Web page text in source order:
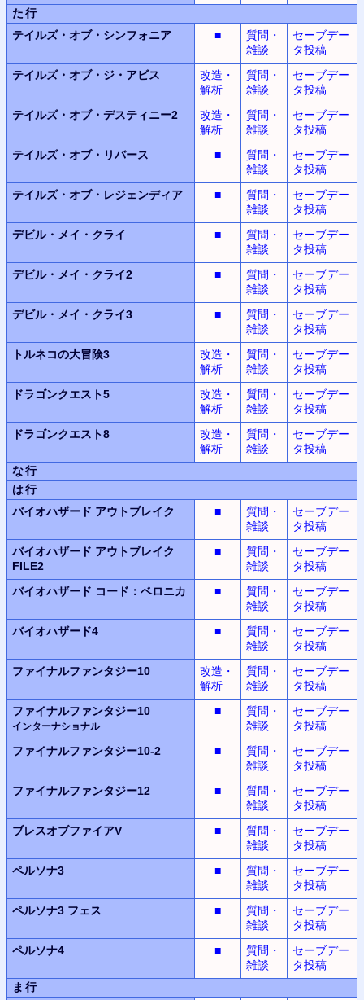
た行
テイルズ・オブ・シンフォニア
■
質問・
雑談
セーブデー
タ投稿
テイルズ・オブ・ジ・アビス
改造・
解析
質問・
雑談
セーブデー
タ投稿
テイルズ・オブ・デスティニー2
改造・
解析
質問・
雑談
セーブデー
タ投稿
テイルズ・オブ・リバース
■
質問・
雑談
セーブデー
タ投稿
テイルズ・オブ・レジェンディア
■
質問・
雑談
セーブデー
タ投稿
デビル・メイ・クライ
■
質問・
雑談
セーブデー
タ投稿
デビル・メイ・クライ2
■
質問・
雑談
セーブデー
タ投稿
デビル・メイ・クライ3
■
質問・
雑談
セーブデー
タ投稿
トルネコの大冒険3
改造・
解析
質問・
雑談
セーブデー
タ投稿
ドラゴンクエスト5
改造・
解析
質問・
雑談
セーブデー
タ投稿
ドラゴンクエスト8
改造・
解析
質問・
雑談
セーブデー
タ投稿
な行
は行
バイオハザード アウトブレイク ■
質問・
雑談
セーブデー
タ投稿
バイオハザード アウトブレイク
FILE2
■
質問・
雑談
セーブデー
タ投稿
バイオハザード コード：ベロニカ ■
質問・
雑談
セーブデー
タ投稿
バイオハザード4
■
質問・
雑談
セーブデー
タ投稿
ファイナルファンタジー10
改造・
解析
質問・
雑談
セーブデー
タ投稿
ファイナルファンタジー10
インターナショナル
■
質問・
雑談
セーブデー
タ投稿
ファイナルファンタジー10-2
■
質問・
雑談
セーブデー
タ投稿
ファイナルファンタジー12
■
質問・
雑談
セーブデー
タ投稿
ブレスオブファイアV
■
質問・
雑談
セーブデー
タ投稿
ペルソナ3
■
質問・
雑談
セーブデー
タ投稿
ペルソナ3 フェス ■
質問・
雑談
セーブデー
タ投稿
ペルソナ4
■
質問・
雑談
セーブデー
タ投稿
ま行